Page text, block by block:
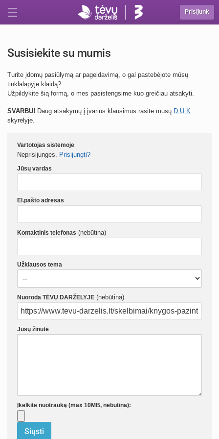
Prisijunk
Susisiekite su mumis
Turite įdomų pasiūlymą ar pageidavimą, o gal pastebėjote mūsų
tinklalapyje klaidą?
Užpildykite šią formą, o mes pasistengsime kuo greičiau atsakyti.
SVARBU! Daug atsakymų į įvarius klausimus rasite mūsų D.U.K
skyrelyje.
Vartotojas sistemoje
Neprisijungęs. Prisijungti?
Jūsų vardas
El.pašto adresas
Kontaktinis telefonas (nebūtina)
Užklausos tema
Nuoroda TĖVŲ DARŽELYJE (nebūtina)
Jūsų žinutė
Įkelkite nuotrauką (max 10MB, nebūtina):